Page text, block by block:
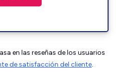
en las reseñas de los usuarios
de satisfacción del cliente.